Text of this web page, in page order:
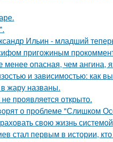
Ильин - младший
пригожиным
опасная, чем ангина,
и зависимостью: как
жару названы.
проявляется открыто.
о проблеме "Слишком
свою жизнь
стал первым в истории,